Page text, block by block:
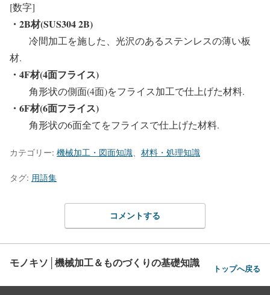
[数字]
・2B材(SUS304 2B)
冷間加工を施した、光沢のあるステンレスの薄い板
材.
・4F材(4面フライス)
角形状の側面(4面)をフライス加工で仕上げた材料.
・6F材(6面フライス)
角形状の6面全てをフライスで仕上げた材料.
カテゴリー: 機械加工・図面知識 材料・処理知識
タグ: 用語集
コメントする
モノキソ│機械加工＆ものづくりの基礎知識 トップへ戻る